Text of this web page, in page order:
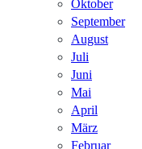
Oktober
September
August
Juli
Juni
Mai
April
März
Februar